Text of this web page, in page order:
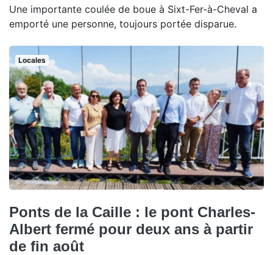
Une importante coulée de boue à Sixt-Fer-à-Cheval a
emporté une personne, toujours portée disparue.
Locales
Ponts de la Caille : le pont Charles-
Albert fermé pour deux ans à partir
de fin août